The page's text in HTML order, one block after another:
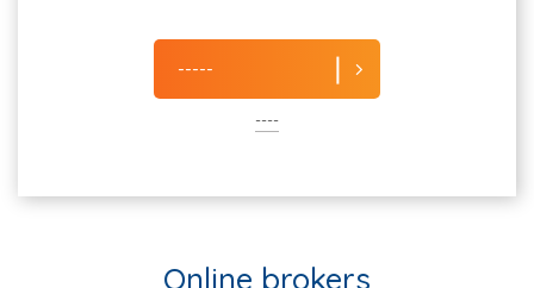
-----
----
Online brokers